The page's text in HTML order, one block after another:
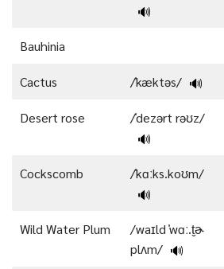
🔊
Bauhinia
Cactus /ˈkæktəs/ 🔊
Desert rose
/ˈdezərt rəʊz/
🔊
Cockscomb
/ˈkɑːks.koʊm/
🔊
Wild Water Plum
/waɪld ˈwɑː.t̬ɚ
plʌm/ 🔊